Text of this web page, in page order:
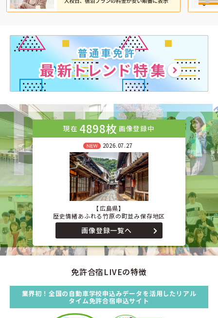
現在 4898枚 画像登録中
2026.07.27
広島県
歴史情緒あふれる竹原の町並み保存地区
画像登録一覧へ
免許合宿LIVEの特徴
業界初！全国の自動車学校申込みデータを活用したリアル
タイム免許合宿申込サイト